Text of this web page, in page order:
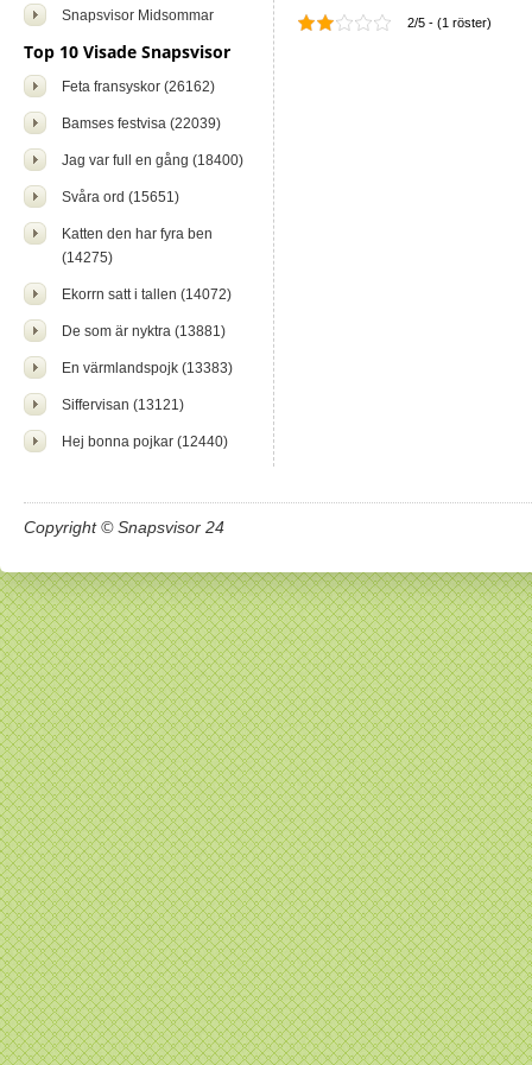
Snapsvisor Midsommar
Top 10 Visade Snapsvisor
Feta fransyskor (26162)
Bamses festvisa (22039)
Jag var full en gång (18400)
Svåra ord (15651)
Katten den har fyra ben
(14275)
Ekorrn satt i tallen (14072)
De som är nyktra (13881)
En värmlandspojk (13383)
Siffervisan (13121)
Hej bonna pojkar (12440)
2/5 - (1 röster)
Copyright © Snapsvisor 24